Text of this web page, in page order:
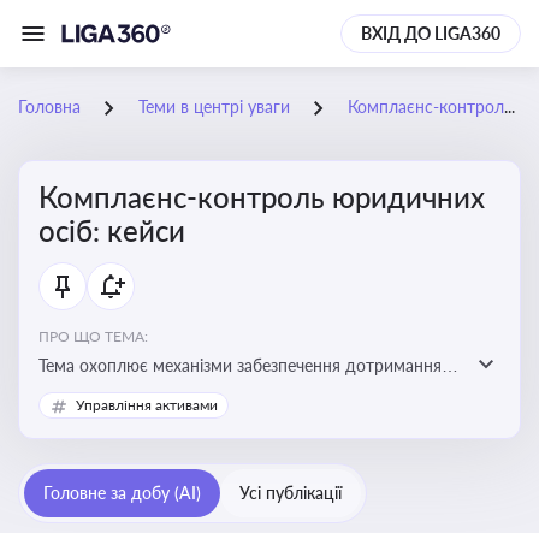
ВХІД ДО LIGA360
Головна Теми в центрі уваги Комплаєнс-контроль юридичних осіб: кейси
Комплаєнс-контроль юридичних
осіб: кейси
ПРО ЩО ТЕМА:
Тема охоплює механізми забезпечення дотримання
законодавства юридичними особами, запобігання
ризикам та підвищення прозорості діяльності
Управління активами
Головне за добу (AI) Усі публікації